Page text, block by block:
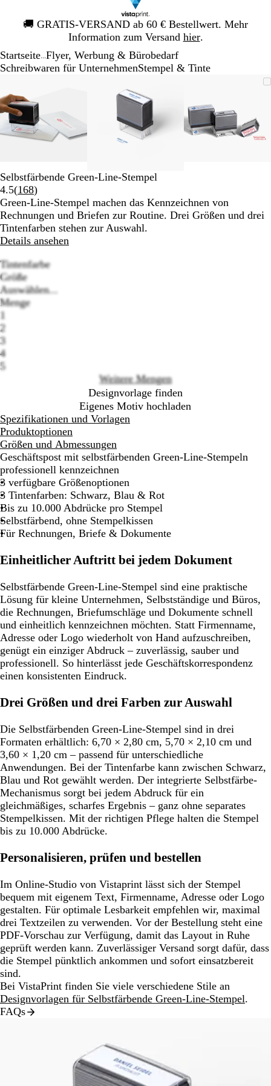
🚚 GRATIS-VERSAND ab 60 € Bestellwert. Mehr
Information zum Versand hier.
Galeriebild
1
Startseite Flyer, Werbung & Bürobedarf
Schreibwaren für UnternehmenStempel & Tinte
Tasten
+
und
Zoomen
die
Pfeiltasten
zum
Schwenken.
Bild
auf
Minimum
zum
Vergrößern
Sie
die
Tasten
+
und
Zoomen
die
Pfeiltasten
zum
Tasten
+
die
1
von
Selbstfärbende Green-Line-Stempel
4.5(168Bewertungen
168
lesen
)
Green-Line-Stempel machen das Kennzeichnen von
Rechnungen und Briefen zur Routine. Drei Größen und drei
Tintenfarben stehen zur Auswahl.
Details ansehen
Tintenfarbe
S
c
h
w
a
r
z
R
o
t
B
l
a
u
Größe
Auswählen...
Menge
1
2
3
4
5
Weitere Mengen
Designvorlage finden
Eigenes Motiv hochladen
Spezifikationen und Vorlagen
Produktoptionen
Größen und Abmessungen
Geschäftspost mit selbstfärbenden Green-Line-Stempeln
professionell kennzeichnen
3 verfügbare Größenoptionen
3 Tintenfarben: Schwarz, Blau & Rot
Bis zu 10.000 Abdrücke pro Stempel
Selbstfärbend, ohne Stempelkissen
Für Rechnungen, Briefe & Dokumente
Einheitlicher Auftritt bei jedem Dokument
Selbstfärbende Green-Line-Stempel sind eine praktische
Lösung für kleine Unternehmen, Selbstständige und Büros,
die Rechnungen, Briefumschläge und Dokumente schnell
und einheitlich kennzeichnen möchten. Statt Firmenname,
Adresse oder Logo wiederholt von Hand aufzuschreiben,
genügt ein einziger Abdruck – zuverlässig, sauber und
professionell. So hinterlässt jede Geschäftskorrespondenz
einen konsistenten Eindruck.
Drei Größen und drei Farben zur Auswahl
Die Selbstfärbenden Green-Line-Stempel sind in drei
Formaten erhältlich: 6,70 × 2,80 cm, 5,70 × 2,10 cm und
3,60 × 1,20 cm – passend für unterschiedliche
Anwendungen. Bei der Tintenfarbe kann zwischen Schwarz,
Blau und Rot gewählt werden. Der integrierte Selbstfärbe-
Mechanismus sorgt bei jedem Abdruck für ein
gleichmäßiges, scharfes Ergebnis – ganz ohne separates
Stempelkissen. Mit der richtigen Pflege halten die Stempel
bis zu 10.000 Abdrücke.
Personalisieren, prüfen und bestellen
Im Online-Studio von Vistaprint lässt sich der Stempel
bequem mit eigenem Text, Firmenname, Adresse oder Logo
gestalten. Für optimale Lesbarkeit empfehlen wir, maximal
drei Textzeilen zu verwenden. Vor der Bestellung steht eine
PDF-Vorschau zur Verfügung, damit das Layout in Ruhe
geprüft werden kann. Zuverlässiger Versand sorgt dafür, dass
die Stempel pünktlich ankommen und sofort einsatzbereit
sind.
Bei VistaPrint finden Sie viele verschiedene Stile an
Designvorlagen für Selbstfärbende Green-Line-Stempel.
FAQs